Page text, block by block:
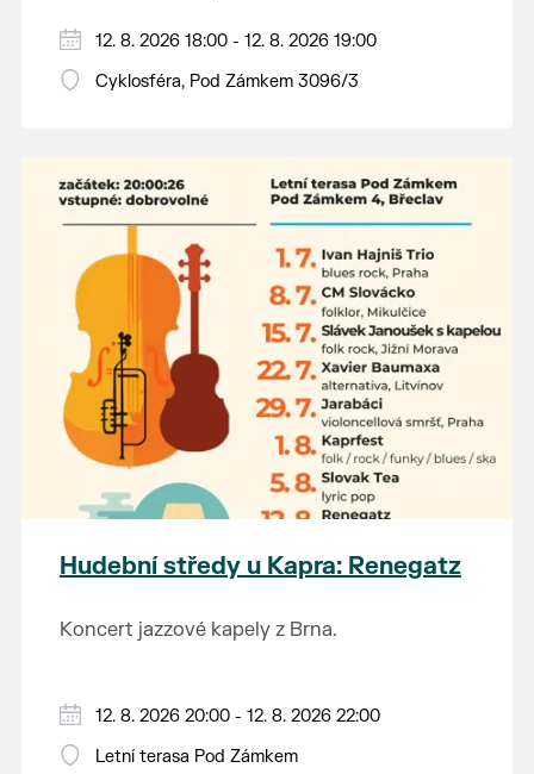
Hraje se jen za příznivého počasí.
Vstupné dobrovolné.
12. 8. 2026 18:00 - 12. 8. 2026 19:00
Cyklosféra, Pod Zámkem 3096/3
Hudební středy u Kapra: Renegatz
Koncert jazzové kapely z Brna.
12. 8. 2026 20:00 - 12. 8. 2026 22:00
Letní terasa Pod Zámkem